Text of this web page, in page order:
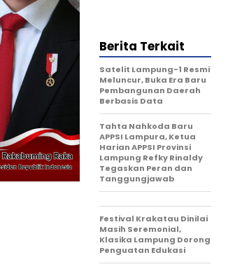
Berita Terkait
Satelit Lampung-1 Resmi
Meluncur, Buka Era Baru
Pembangunan Daerah
Berbasis Data
Tahta Nahkoda Baru
APPSI Lampura, Ketua
Harian APPSI Provinsi
Lampung Refky Rinaldy
Tegaskan Peran dan
Tanggungjawab
Festival Krakatau Dinilai
Masih Seremonial,
Klasika Lampung Dorong
Penguatan Edukasi